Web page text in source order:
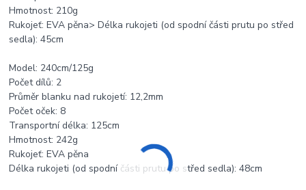
Hmotnost: 210g
Rukojeť: EVA pěna> Délka rukojeti (od spodní části prutu po střed
sedla): 45cm
Model: 240cm/125g
Počet dílů: 2
Průměr blanku nad rukojetí: 12,2mm
Počet oček: 8
Transportní délka: 125cm
Hmotnost: 242g
Rukojeť: EVA pěna
Délka rukojeti (od spodní části prutu po střed sedla): 48cm